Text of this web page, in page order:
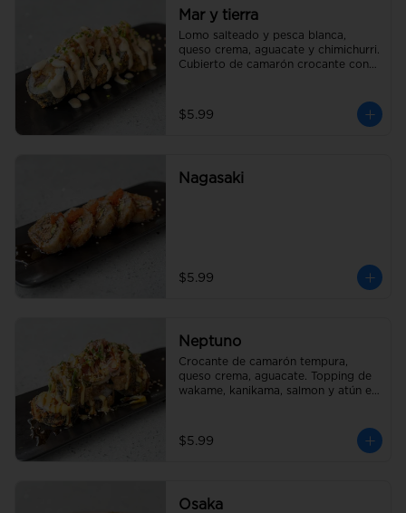
Mar y tierra
Lomo salteado y pesca blanca,
queso crema, aguacate y chimichurri.
Cubierto de camarón crocante con
$5.99
Nagasaki
$5.99
Neptuno
Crocante de camarón tempura,
queso crema, aguacate. Topping de
wakame, kanikama, salmon y atún en
$5.99
Osaka